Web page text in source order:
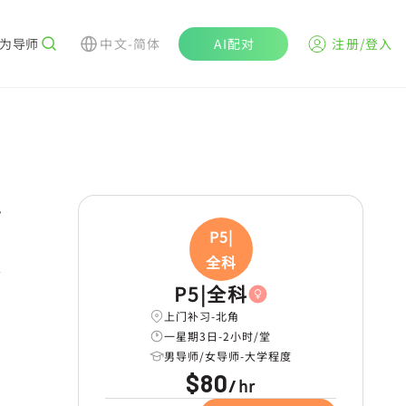
导师 中文-简体 AI配对 注册/登入
P5|
全科
P5|全科
上门补习-北角
一星期3日-2小时/堂
男导师/女导师-大学程度
$80/hr